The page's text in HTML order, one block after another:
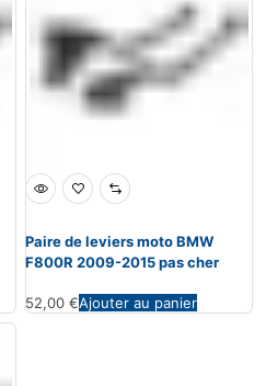
Paire de leviers moto BMW
F800R 2009-2015 pas cher
52,00 €Ajouter au panier